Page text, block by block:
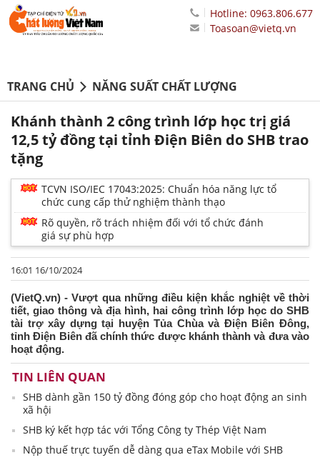
Hotline: 0963.806.677
Toasoan@vietq.vn
TRANG CHỦ NĂNG SUẤT CHẤT LƯỢNG
Khánh thành 2 công trình lớp học trị giá
12,5 tỷ đồng tại tỉnh Điện Biên do SHB trao
tặng
TCVN ISO/IEC 17043:2025: Chuẩn hóa năng lực tổ
chức cung cấp thử nghiệm thành thạo
Rõ quyền, rõ trách nhiệm đối với tổ chức đánh
giá sự phù hợp
16:01 16/10/2024
(VietQ.vn) - Vượt qua những điều kiện khắc nghiệt về thời
tiết, giao thông và địa hình, hai công trình lớp học do SHB
tài trợ xây dựng tại huyện Tủa Chùa và Điện Biên Đông,
tỉnh Điện Biên đã chính thức được khánh thành và đưa vào
hoạt động.
TIN LIÊN QUAN
SHB dành gần 150 tỷ đồng đóng góp cho hoạt động an sinh
xã hội
SHB ký kết hợp tác với Tổng Công ty Thép Việt Nam
Nộp thuế trực tuyến dễ dàng qua eTax Mobile với SHB